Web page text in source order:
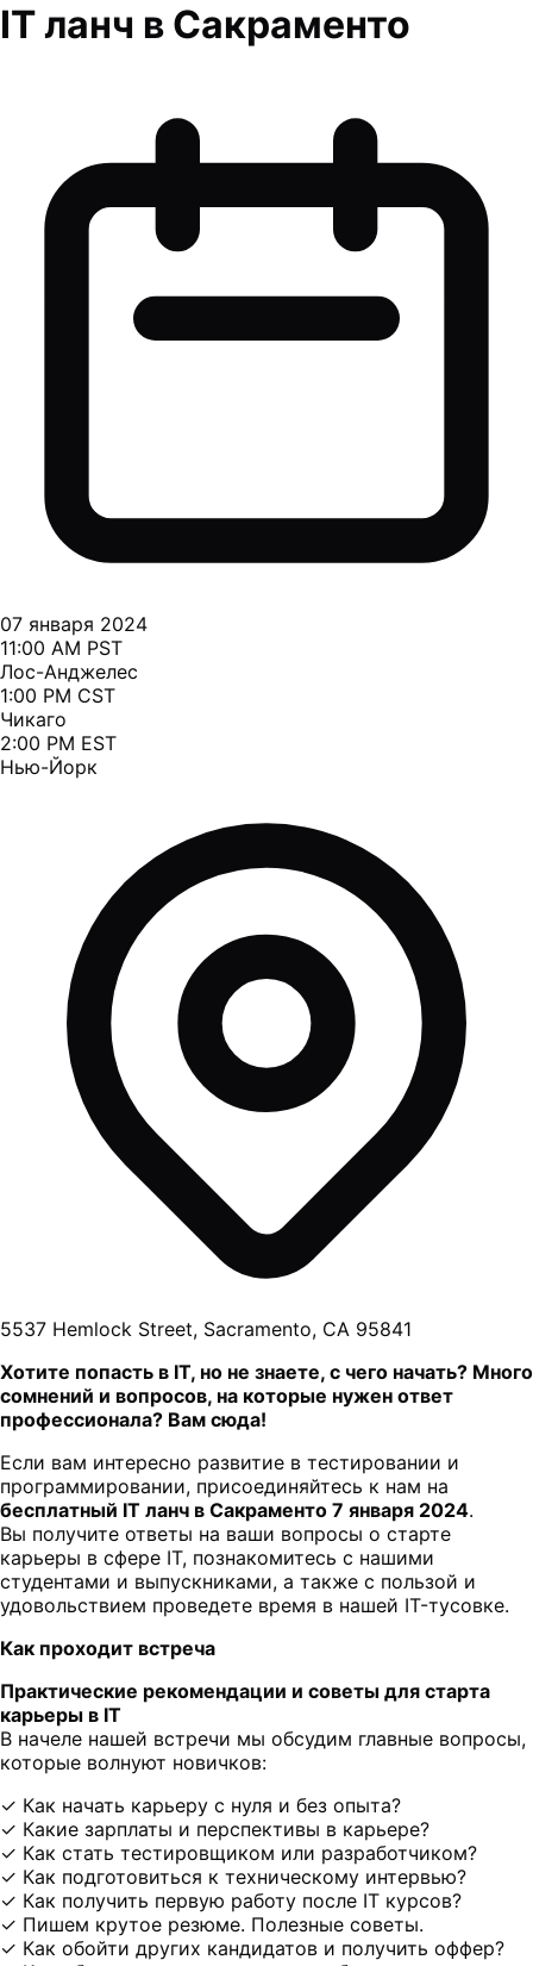
IT ланч в Сакраменто
07 января 2024
11:00 AM PST
Лос-Анджелес
1:00 PM CST
Чикаго
2:00 PM EST
Нью-Йорк
5537 Hemlock Street, Sacramento, CA 95841
Хотите попасть в IT, но не знаете, с чего начать? Много
сомнений и вопросов, на которые нужен ответ
профессионала? Вам сюда!
Если вам интересно развитие в тестировании и
программировании, присоединяйтесь к нам на
бесплатный IT ланч в Сакраменто 7 января 2024.
Вы получите ответы на ваши вопросы о старте
карьеры в сфере IT, познакомитесь с нашими
студентами и выпускниками, а также с пользой и
удовольствием проведете время в нашей IT-тусовке.
Как проходит встреча
Практические рекомендации и советы для старта
карьеры в IT
В начеле нашей встречи мы обсудим главные вопросы,
которые волнуют новичков:
✓ Как начать карьеру с нуля и без опыта?
✓ Какие зарплаты и перспективы в карьере?
✓ Как стать тестировщиком или разработчиком?
✓ Как подготовиться к техническому интервью?
✓ Как получить первую работу после IT курсов?
✓ Пишем крутое резюме. Полезные советы.
✓ Как обойти других кандидатов и получить оффер?